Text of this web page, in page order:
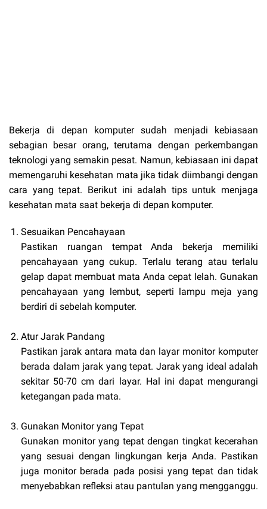
Bekerja di depan komputer sudah menjadi kebiasaan
sebagian besar orang, terutama dengan perkembangan
teknologi yang semakin pesat. Namun, kebiasaan ini dapat
memengaruhi kesehatan mata jika tidak diimbangi dengan
cara yang tepat. Berikut ini adalah tips untuk menjaga
kesehatan mata saat bekerja di depan komputer.
Sesuaikan Pencahayaan
Pastikan ruangan tempat Anda bekerja memiliki
pencahayaan yang cukup. Terlalu terang atau terlalu
gelap dapat membuat mata Anda cepat lelah. Gunakan
pencahayaan yang lembut, seperti lampu meja yang
berdiri di sebelah komputer.
Atur Jarak Pandang
Pastikan jarak antara mata dan layar monitor komputer
berada dalam jarak yang tepat. Jarak yang ideal adalah
sekitar 50-70 cm dari layar. Hal ini dapat mengurangi
ketegangan pada mata.
Gunakan Monitor yang Tepat
Gunakan monitor yang tepat dengan tingkat kecerahan
yang sesuai dengan lingkungan kerja Anda. Pastikan
juga monitor berada pada posisi yang tepat dan tidak
menyebabkan refleksi atau pantulan yang mengganggu.